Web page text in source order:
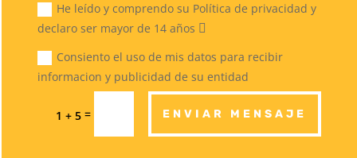
He leído y comprendo su Política de privacidad y
declaro ser mayor de 14 años
Consiento el uso de mis datos para recibir
informacion y publicidad de su entidad
1 + 5 = ENVIAR MENSAJE